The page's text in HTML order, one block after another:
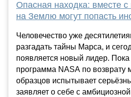
Опасная находка: вместе
на Землю могут попасть
Человечество уже
разгадать тайны Марса, и
появляется новый лидер.
программа NASA по возврату
образцов испытывает
заявляет о себе с